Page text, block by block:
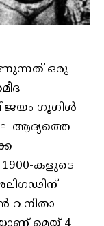
ഒരു
ഗൂഗിൾ
ആദ്യത്തെ
കളുടെ
വനിതാ